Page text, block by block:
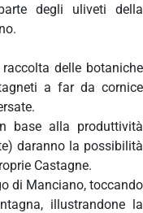
degli uliveti della
delle botaniche
a far da cornice
base alla produttività
daranno la possibilità
Castagne.
di Manciano, toccando
illustrandone la